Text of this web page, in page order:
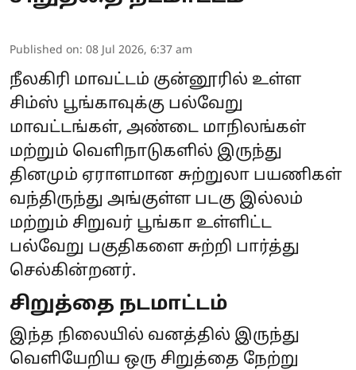
Published on: 08 Jul 2026, 6:37 am
நீலகிரி மாவட்டம் குன்னூரில் உள்ள
சிம்ஸ் பூங்காவுக்கு பல்வேறு
மாவட்டங்கள், அண்டை மாநிலங்கள்
மற்றும் வெளிநாடுகளில் இருந்து
தினமும் ஏராளமான சுற்றுலா பயணிகள்
வந்திருந்து அங்குள்ள படகு இல்லம்
மற்றும் சிறுவர் பூங்கா உள்ளிட்ட
பல்வேறு பகுதிகளை சுற்றி பார்த்து
செல்கின்றனர்.
சிறுத்தை நடமாட்டம்
இந்த நிலையில் வனத்தில் இருந்து
வெளியேறிய ஒரு சிறுத்தை நேற்று